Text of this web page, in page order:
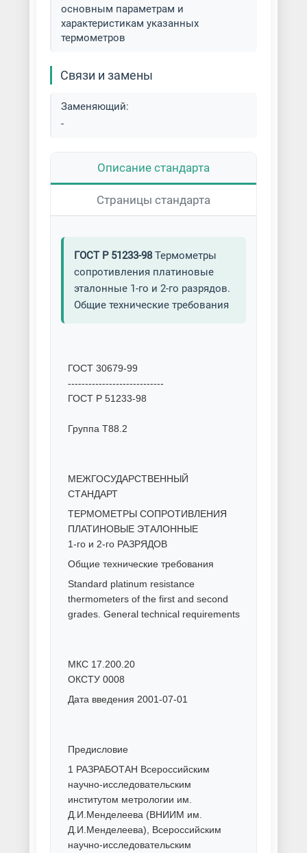
основным параметрам и
характеристикам указанных
термометров
Связи и замены
Заменяющий:
-
Описание стандарта
Страницы стандарта
ГОСТ Р 51233-98Термометры
сопротивления платиновые
эталонные 1-го и 2-го разрядов.
Общие технические требования